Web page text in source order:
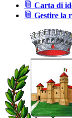
Carta di
Gestire la